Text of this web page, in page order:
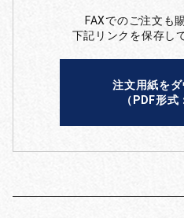
FAXでのご注文も
下記リンクを保存し
注文用紙を
（PDF形式